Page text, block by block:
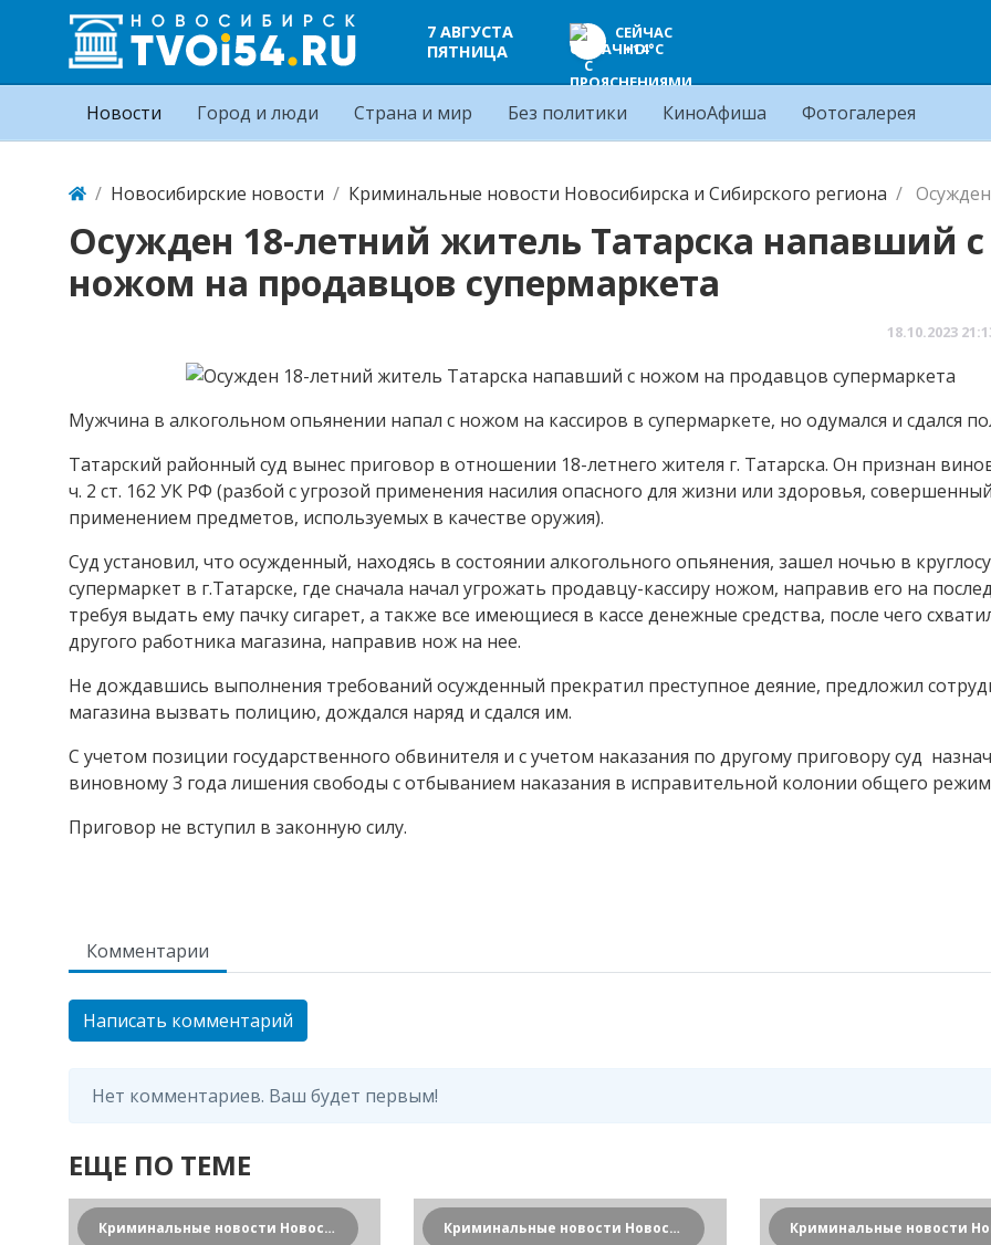
7 АВГУСТА
ПЯТНИЦА
СЕЙЧАС
+14°C
Новости Город и люди Страна и мир Без политики КиноАфиша Фотогалерея
Новосибирские новости Криминальные новости Новосибирска и Сибирского региона
Осужден 18-летний житель Татарска напавший с
ножом на продавцов супермаркета
18.10.2023
Мужчина в алкогольном опьянении напал с ножом на кассиров в супермаркете, но одумался и сдался
Татарский районный суд вынес приговор в отношении 18-летнего жителя г. Татарска. Он признан
ч. 2 ст. 162 УК РФ (разбой с угрозой применения насилия опасного для жизни или здоровья,
применением предметов, используемых в качестве оружия).
Суд установил, что осужденный, находясь в состоянии алкогольного опьянения, зашел ночью в
супермаркет в г.Татарске, где сначала начал угрожать продавцу-кассиру ножом, направив его на
требуя выдать ему пачку сигарет, а также все имеющиеся в кассе денежные средства, после чего
другого работника магазина, направив нож на нее.
Не дождавшись выполнения требований осужденный прекратил преступное деяние, предложил
магазина вызвать полицию, дождался наряд и сдался им.
С учетом позиции государственного обвинителя и с учетом наказания по другому приговору суд
виновному 3 года лишения свободы с отбыванием наказания в исправительной колонии общего
Приговор не вступил в законную силу.
Комментарии
Написать комментарий
Нет комментариев. Ваш будет первым!
ЕЩЕ ПО ТЕМЕ
Криминальные новости Новосибирска и Сибирского региона Криминальные новости Новосибирска и Сибирского региона